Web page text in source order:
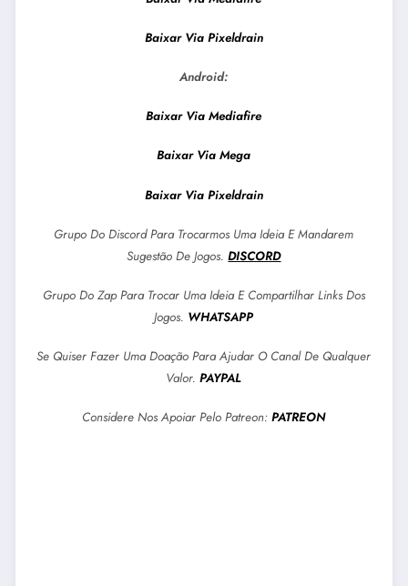
Baixar Via Pixeldrain
Android:
Baixar Via Mediafire
Baixar Via Mega
Baixar Via Pixeldrain
Grupo Do Discord Para Trocarmos Uma Ideia E Mandarem
Sugestão De Jogos.DISCORD
Grupo Do Zap Para Trocar Uma Ideia E Compartilhar Links Dos
Jogos. WHATSAPP
Se Quiser Fazer Uma Doação Para Ajudar O Canal De Qualquer
Valor.PAYPAL
Considere Nos Apoiar Pelo Patreon:PATREON